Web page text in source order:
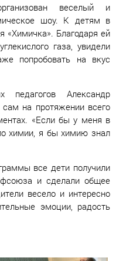
веселый и
шоу. К детям в
«Химичка». Благодаря ей
газа, увидели
попробовать на вкус
педагогов Александр
на протяжении всего
«Если бы у меня в
химии, я бы химию знал
все дети получили
и сделали общее
весело и интересно
эмоции, радость